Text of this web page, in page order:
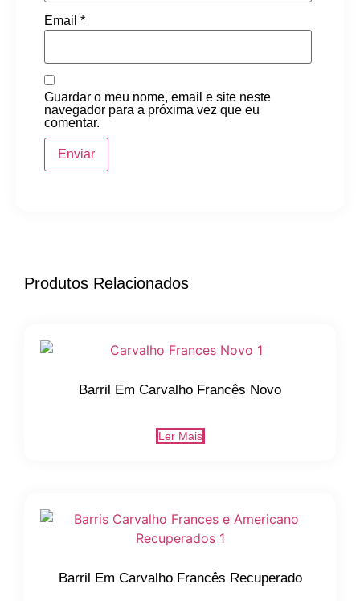
Email *
Guardar o meu nome, email e site neste
navegador para a próxima vez que eu
comentar.
Produtos Relacionados
Barril Em Carvalho Francês Novo
Ler Mais
Barril Em Carvalho Francês Recuperado